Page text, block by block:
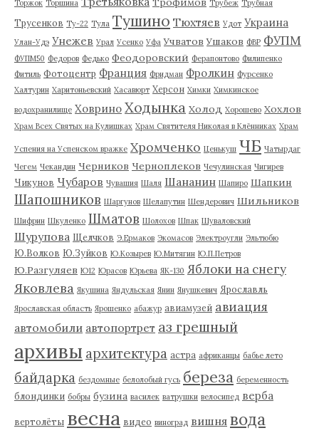
Торжок Торшина Трубеж Трубная
Трусенков Ту-22 Тула Тушино Тюхтяев Удот Украина
Улан-Удэ Унежев Урал Усенко Уфа Учватов Ушаков ФВР ФУПМ
ФУПМ50 Федоров Федько Феодоровский Ферапонтово Филипенко
Фитиль Фотоцентр Франция Фридман Фролкин Фурсенко
Халтурин Харитоньевский Хасавюрт Херсон Химки Химкинское
водохранилище Ховрино Ходынка Холод Хорошево Хохлов
Храм Всех Святых на Кулишках Храм Святителя Николая в Клённиках Храм
Успения на Успенском вражке Хромченко Ценькуш ЧБ Чатырдаг
Чегем Чекандин Черников Черноплеков Чечулинская Чигирев
Чикунов Чубаров Чувашия Шаля Шананин Шапиро Шапкин
Шапошников Шаргунов Шелапутин Шендерович Шильников
Шифрин Шкуленко Шматов Шолохов Шпак Шуваловский
Шурупова Щелчков Э.Ермаков Экомасов Электроугли Эльтюбю
Ю.Волков Ю.Зуйков Ю.Козырев Ю.Митягин Ю.П.Петров
Ю.Разгуляев Ю12 Юрасов Юрьева ЯК-130 Яблоки на снегу
Яковлева Якушина Яндульская Янин Янушкевич Ярославль
Ярославская область Ярошенко абажур авиамузей авиация
автомобили автопортрет аз грешный
архивы архитектура астра африканцы бабье лето
байдарка бездомные белолобый гусь береза беременность
блондинки бобры бузина василек ватрушки велосипед верба
вертолёты весна видео виноград вишня вода